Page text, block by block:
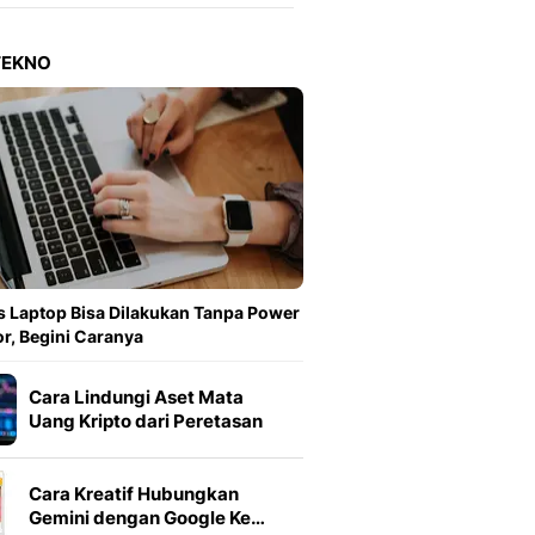
Laptop Bisa Dilakukan Tanpa Power
Begini Caranya
Cara Lindungi Aset Mata
Uang Kripto dari Peretasan
Cara Kreatif Hubungkan
Gemini dengan Google Ke…